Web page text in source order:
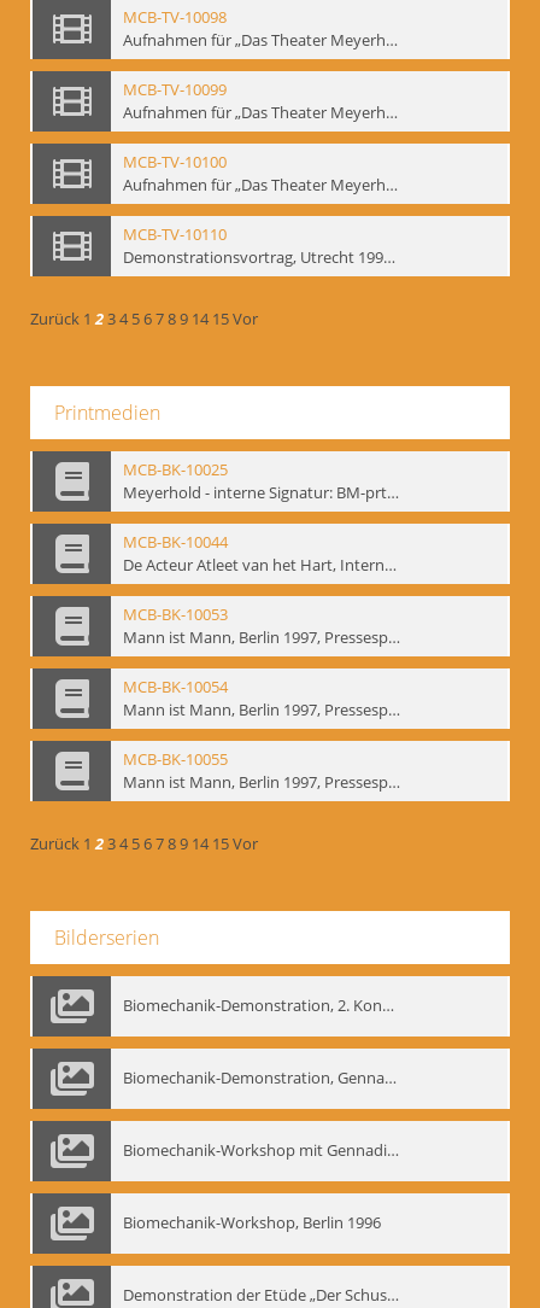
MCB-TV-10098
Aufnahmen für „Das Theater Meyerholds und die Biomechanik“ (7). Biomechanische Etüden – Detailstudien, Ausschnitt 1 - Interne Signatur: BM-vid-7_A1
MCB-TV-10099
Aufnahmen für „Das Theater Meyerholds und die Biomechanik“ (7). Biomechanische Etüden – Detailstudien, Ausschnitt 2 - Interne Signatur: BM-vid-7_A2
MCB-TV-10100
Aufnahmen für „Das Theater Meyerholds und die Biomechanik“ (7). Biomechanische Etüden – Detailstudien, Ausschnitt 3 - Interne Signatur: BM-vid-7_A3
MCB-TV-10110
Demonstrationsvortrag, Utrecht 1991 (1) - Interne Signatur: BM-vid-17
Zurück 1 234 56789 14 15Vor
Printmedien
MCB-BK-10025
Meyerhold - interne Signatur: BM-prt-233
MCB-BK-10044
De Acteur Atleet van het Hart, Internationale Konferenz, Gent, 17.11.2004 - interne Signatur: BM-prt-253
MCB-BK-10053
Mann ist Mann, Berlin 1997, Pressespiegel - interne Signatur: BM-prt-262-1
MCB-BK-10054
Mann ist Mann, Berlin 1997, Pressespiegel - interne Signatur: BM-prt-262-2
MCB-BK-10055
Mann ist Mann, Berlin 1997, Pressespiegel - interne Signatur: BM-prt-262-3
Zurück 1 234 56789 14 15Vor
Bilderserien
Biomechanik-Demonstration, 2. Kongress der EMF, Mai 1995
Biomechanik-Demonstration, Gennadij Bogdanow im Berliner Ensemble, 04.10.1991
Biomechanik-Workshop mit Gennadij Nikolajewitsch Bogdanow im Mime Centrum Berlin, 1991
Biomechanik-Workshop, Berlin 1996
Demonstration der Etüde „Der Schuss mit dem Bogen“ durch Gennadij Nikolajewitsch Bogdanow, Berlin 1991